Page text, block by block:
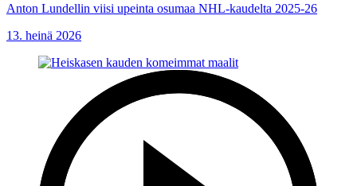
Anton Lundellin viisi upeinta osumaa NHL-kaudelta 2025-26
13. heinä 2026